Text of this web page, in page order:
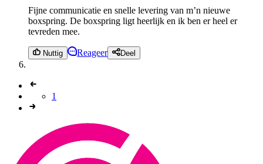
Fijne communicatie en snelle levering van m’n nieuwe
boxspring. De boxspring ligt heerlijk en ik ben er heel er
tevreden mee.
Nuttig Reageer Deel
1